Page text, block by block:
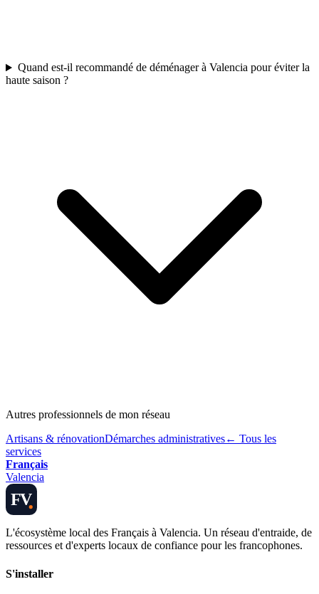
Quand est-il recommandé de déménager à Valencia pour éviter la
haute saison ?
Autres professionnels de mon réseau
Artisans & rénovationDémarches administratives← Tous les
services
Français
Valencia
FV
L'écosystème local des Français à Valencia. Un réseau d'entraide, de
ressources et d'experts locaux de confiance pour les francophones.
S'installer